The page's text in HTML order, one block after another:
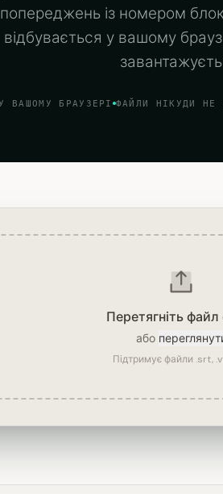
попереджень із номером
відбувається у вашому
ВАШОМУ БРАУЗЕРІ ФАЙЛИ НІКУДИ НЕ
Перетягніть
або
Підтримує файли .srt,